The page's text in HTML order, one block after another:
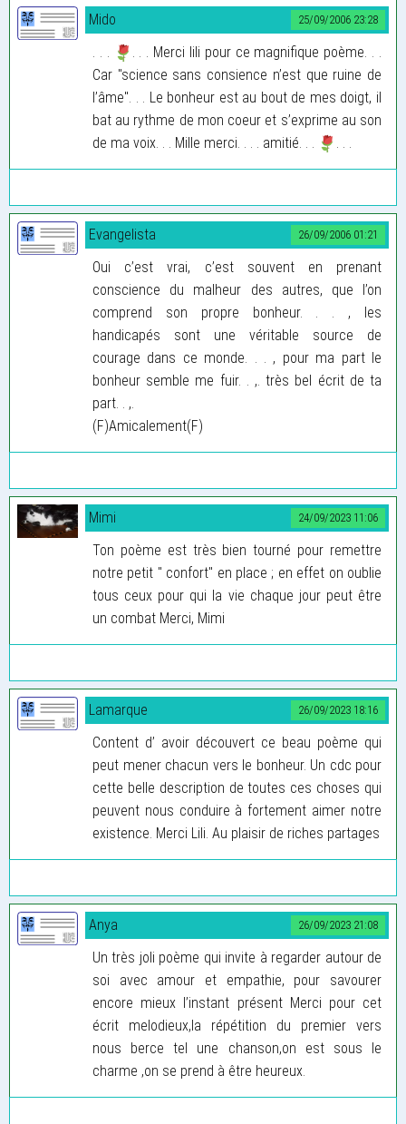
25/09/2006 23:28
Mido
. . . Merci lili pour ce magnifique poème. . .
Car "science sans consience n’est que ruine de
l’âme". . . Le bonheur est au bout de mes doigt, il
bat au rythme de mon coeur et s’exprime au son
de ma voix. . . Mille merci. . . . amitié. . .
26/09/2006 01:21
Evangelista
Oui c’est vrai, c’est souvent en prenant
conscience du malheur des autres, que l’on
comprend son propre bonheur. . . , les
handicapés sont une véritable source de
courage dans ce monde. . . , pour ma part le
bonheur semble me fuir. . ,. très bel écrit de ta
part. . ,.
(F)Amicalement(F)
24/09/2023 11:06
Mimi
Ton poème est très bien tourné pour remettre
notre petit " confort" en place ; en effet on oublie
tous ceux pour qui la vie chaque jour peut être
un combat Merci, Mimi
26/09/2023 18:16
Lamarque
Content d’ avoir découvert ce beau poème qui
peut mener chacun vers le bonheur. Un cdc pour
cette belle description de toutes ces choses qui
peuvent nous conduire à fortement aimer notre
existence. Merci Lili. Au plaisir de riches partages
26/09/2023 21:08
Anya
Un très joli poème qui invite à regarder autour de
soi avec amour et empathie, pour savourer
encore mieux l’instant présent Merci pour cet
écrit melodieux,la répétition du premier vers
nous berce tel une chanson,on est sous le
charme ,on se prend à être heureux.